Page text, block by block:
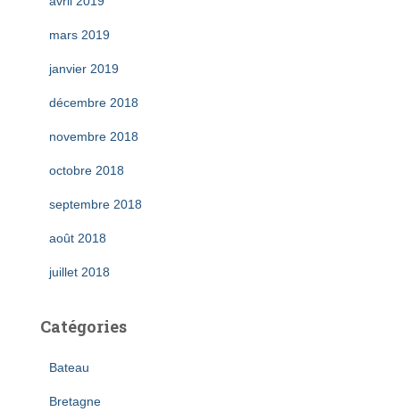
mars 2019
janvier 2019
décembre 2018
novembre 2018
octobre 2018
septembre 2018
août 2018
juillet 2018
Catégories
Bateau
Bretagne